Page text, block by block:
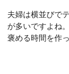
夫婦は横並びで
が多いですよね
褒める時間を作